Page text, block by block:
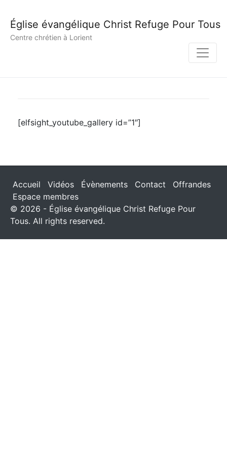
Église évangélique Christ Refuge Pour Tous
Centre chrétien à Lorient
[elfsight_youtube_gallery id=”1″]
Accueil Vidéos Évènements Contact
Offrandes
Espace membres
© 2026 - Église évangélique Christ Refuge Pour
Tous. All rights reserved.